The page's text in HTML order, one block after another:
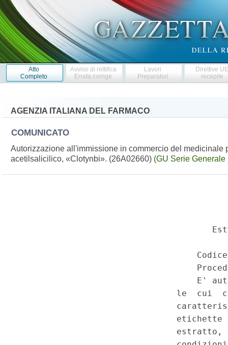
Atto
Completo
Avviso di rettifica
Errata corrige
Lavori
Preparatori
Direttive
recepite
AGENZIA ITALIANA DEL FARMACO
COMUNICATO
Autorizzazione all'immissione in commercio del medicinale
acetilsalicilico, «Clotynbi». (26A02660) (GU Serie